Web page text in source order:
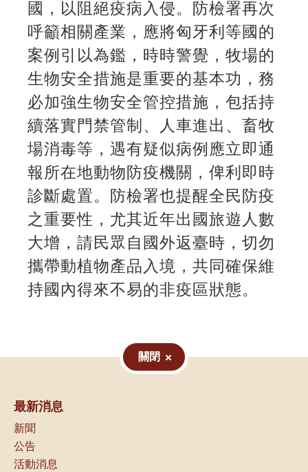
國，以阻絕疫病入侵。防檢署再次
呼籲相關產業，應將匈牙利等國的
案例引以為鑑，時時警覺，牧場的
生物安全措施是重要的基本功，務
必加強生物安全管控措施，包括持
續落實門禁管制、人車進出、畜牧
場消毒等，遇有疑似病例應立即通
報所在地動物防疫機關，俾利即時
診斷處置。防檢署也提醒全民防疫
之重要性，尤其近年出國旅遊人數
大增，請民眾自國外返臺時，切勿
攜帶動植物產品入境，共同確保維
持國內得來不易的非疫區狀態。
關閉
最新消息
新聞
公告
活動消息